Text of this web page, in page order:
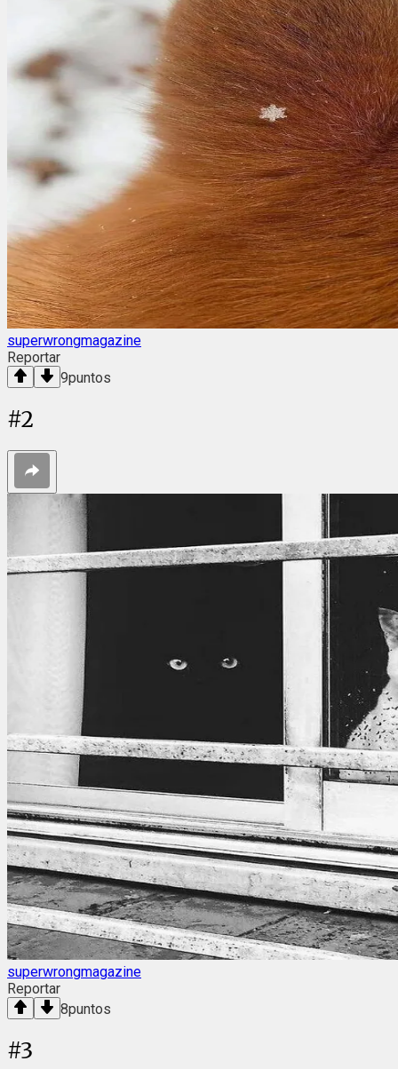
superwrongmagazine
Reportar
9puntos
#2
superwrongmagazine
Reportar
8puntos
#3